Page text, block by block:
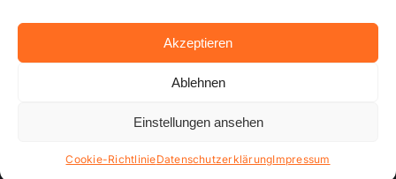
Akzeptieren
Ablehnen
Einstellungen ansehen
Cookie-RichtlinieDatenschutzerklärungImpressum
© 2026 - Wiesbadenaktuell ...online besser informiert!